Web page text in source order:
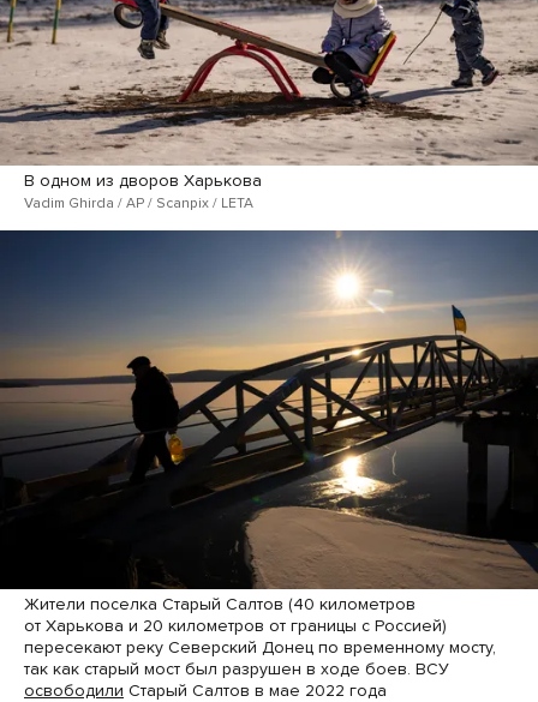
В одном из дворов Харькова
Vadim Ghirda / AP / Scanpix / LETA
Жители поселка Старый Салтов (40 километров
от Харькова и 20 километров от границы с Россией)
пересекают реку Северский Донец по временному мосту,
так как старый мост был разрушен в ходе боев. ВСУ
освободили Старый Салтов в мае 2022 года